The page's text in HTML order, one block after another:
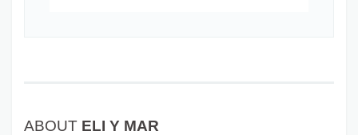
ABOUT ELI Y MAR